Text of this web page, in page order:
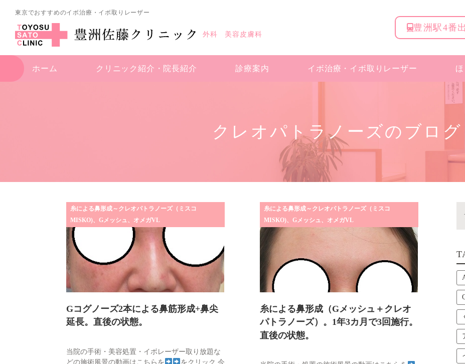
東京でおすすめのイボ治療・イボ取りレーザー
外科 美容皮膚科
豊洲駅4番
ホーム クリニック紹介・ 院長紹介 診療案内 イボ治療・ イボ取りレーザー
クレオパトラノーズのブログ
糸による鼻形成～クレオパトラノーズ（ミスコ
MISKO)、Gメッシュ、オメガVL
Gコグノーズ2本による鼻筋形成+鼻尖
延長。直後の状態。
当院の手術・美容処置・イボレーザー取り放題な
どの施術風景の動画はこちらを
をクリック 今
糸による鼻形成～クレオパトラノーズ（ミスコ
MISKO)、Gメッシュ、オメガVL
糸による鼻形成（Gメッシュ＋クレオ
パトラノーズ）。1年3カ月で3回施行。
直後の状態。